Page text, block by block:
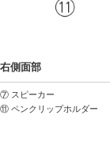
右側面部
⑦ スピーカー
⑪ ペンクリップホルダー